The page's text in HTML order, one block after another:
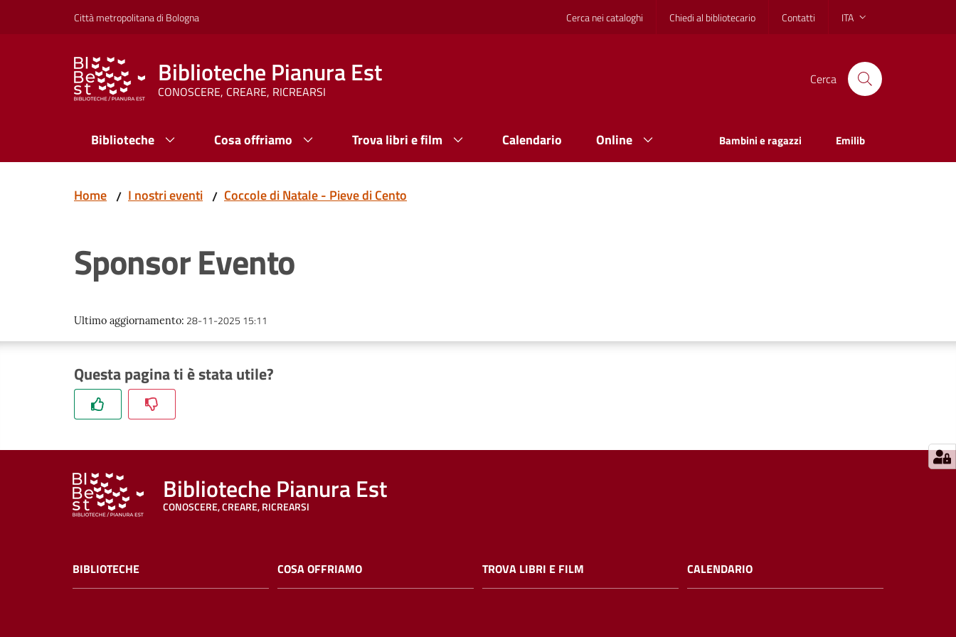
Vai al contenuto
Vai alla navigazioneCittà metropolitana di Bologna Cerca nei cataloghi Chiedi al bibliotecario Contatti ITA
Biblioteche Pianura Est
CONOSCERE, CREARE, RICREARSI
Cerca
Biblioteche Cosa offriamo Trova libri e film Calendario Online Bambini e ragazzi Emilib
Home / I nostri eventi / Coccole di Natale - Pieve di Cento
Sponsor Evento
Ultimo aggiornamento: 28-11-2025 15:11
Questa pagina ti è stata utile?
Biblioteche Pianura Est
CONOSCERE, CREARE, RICREARSI
BIBLIOTECHE COSA OFFRIAMO TROVA LIBRI E FILM CALENDARIO